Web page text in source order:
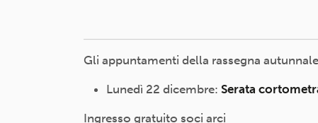
Gli appuntamenti della rassegna
Lunedì 22 dicembre: Serata
Ingresso gratuito soci arci